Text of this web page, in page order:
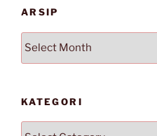
ARSIP
Arsip
KATEGORI